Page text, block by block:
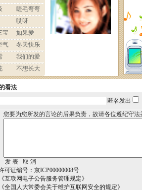
看法
匿名发出
您要为您所发的言论的后果负责，故请各位遵纪守
可证编号：京ICP00000008号
互联网电子公告服务管理规定》
全国人大常委会关于维护互联网安全的规定》